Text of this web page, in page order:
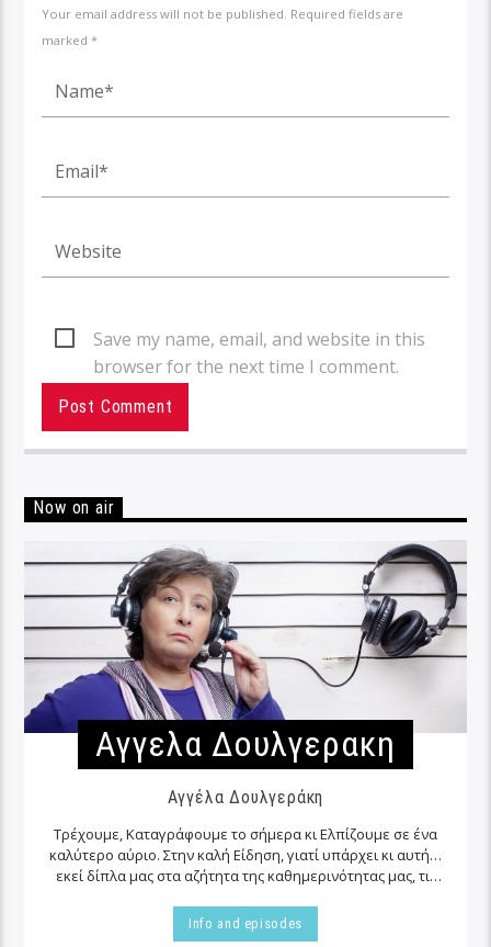
Your email address will not be published. Required fields are
marked *
Save my name, email, and website in this
browser for the next time I comment.
Now on air
Αγγελα Δουλγερακη
Αγγέλα Δουλγεράκη
Τρέχουμε, Καταγράφουμε το σήμερα κι Ελπίζουμε σε ένα
καλύτερο αύριο. Στην καλή Είδηση, γιατί υπάρχει κι αυτή…
εκεί δίπλα μας στα αζήτητα της καθημερινότητας μας, τις
Info and episodes